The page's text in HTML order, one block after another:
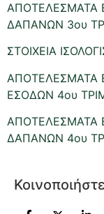
ΑΠΟΤΕΛΕΣΜΑΤΑ
ΔΑΠΑΝΩΝ 3ου
ΣΤΟΙΧΕΙΑ
ΑΠΟΤΕΛΕΣΜΑΤΑ
ΕΣΟΔΩΝ 4ου
ΑΠΟΤΕΛΕΣΜΑΤΑ
ΔΑΠΑΝΩΝ 4ου